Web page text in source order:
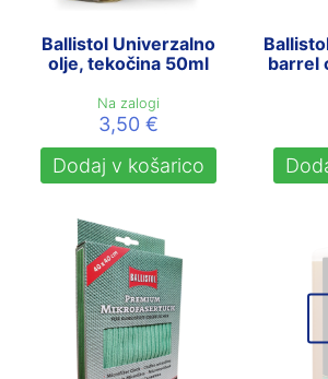
Ballistol Univerzalno
olje, tekočina 50ml
Na zalogi
3,50€
Dodaj v košarico
barrel